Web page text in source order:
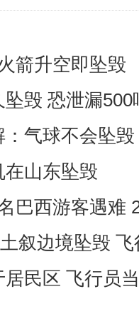
箭升空即坠毁
毁 恐泄漏500
气球不会坠毁
山东坠毁
巴西游客遇难
叙边境坠毁
民区 飞行员